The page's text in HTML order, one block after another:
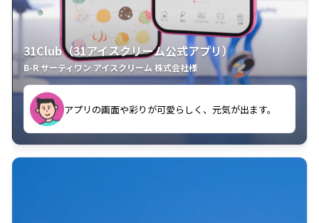
31Club（31アイスクリーム公式アプリ）
B-R サーティワン アイスクリーム 株式会社様
アプリの画面や彩りが可愛らしく、元気が出ます。
クラスごとに特典があるようなので使うのが楽しいで
す。